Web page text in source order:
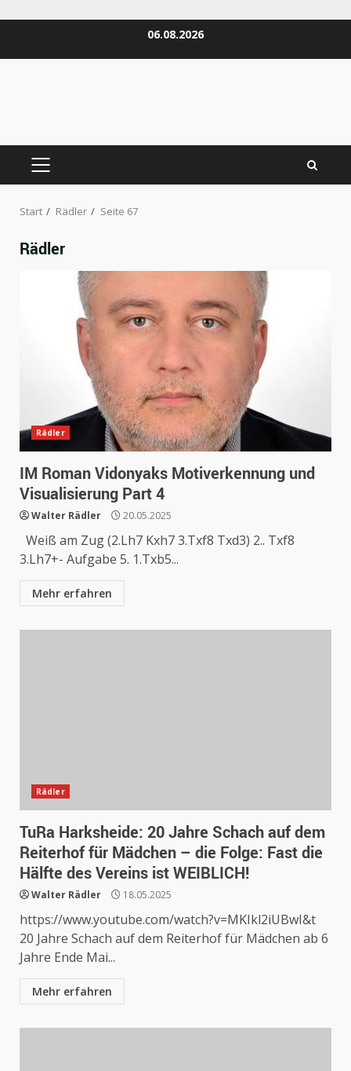
06.08.2026
PRIMÄRES
Start Rädler Seite 67
Rädler
Rädler
IM Roman Vidonyaks Motiverkennung und
Visualisierung Part 4
Walter Rädler 20.05.2025
Weiß am Zug (2.Lh7 Kxh7 3.Txf8 Txd3) 2.. Txf8
3.Lh7+- Aufgabe 5. 1.Txb5...
Mehr erfahren
Rädler
TuRa Harksheide: 20 Jahre Schach auf dem
Reiterhof für Mädchen – die Folge: Fast die
Hälfte des Vereins ist WEIBLICH!
Walter Rädler 18.05.2025
https://www.youtube.com/watch?v=MKIkl2iUBwI&t
20 Jahre Schach auf dem Reiterhof für Mädchen ab 6
Jahre Ende Mai...
Mehr erfahren